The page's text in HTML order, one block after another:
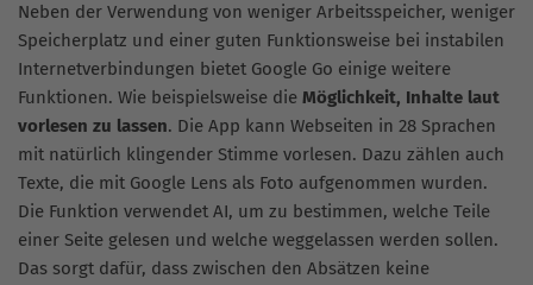
Neben der Verwendung von weniger Arbeitsspeicher, weniger
Speicherplatz und einer guten Funktionsweise bei instabilen
Internetverbindungen bietet Google Go einige weitere
Funktionen. Wie beispielsweise die Möglichkeit, Inhalte laut
vorlesen zu lassen. Die App kann Webseiten in 28 Sprachen
mit natürlich klingender Stimme vorlesen. Dazu zählen auch
Texte, die mit Google Lens als Foto aufgenommen wurden.
Die Funktion verwendet AI, um zu bestimmen, welche Teile
einer Seite gelesen und welche weggelassen werden sollen.
Das sorgt dafür, dass zwischen den Absätzen keine